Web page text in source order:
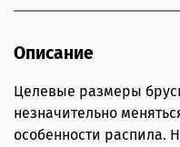
Описание
Целевые размеры
незначительно
особенности распила.